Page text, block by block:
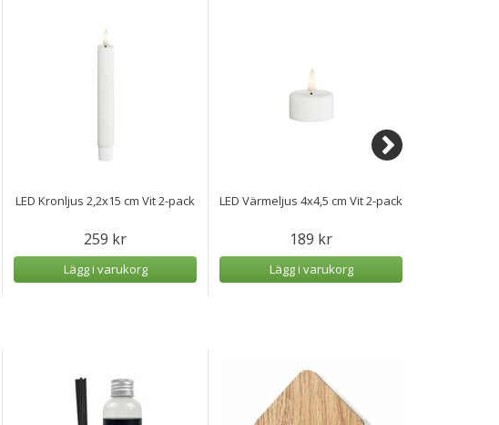
LED Kronljus 2,2x15 cm Vit 2-pack
259 kr
Lägg i varukorg
LED Värmeljus 4x4,5 cm Vit 2-pack
189 kr
Lägg i varukorg